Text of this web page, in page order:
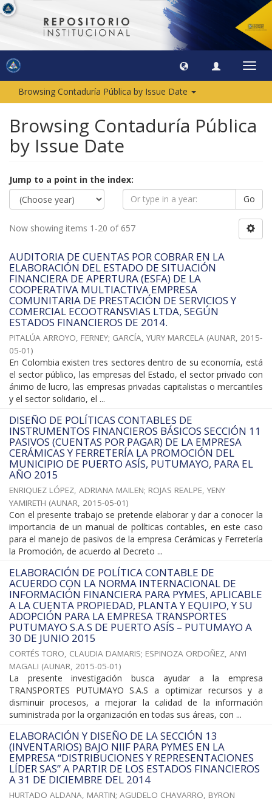
Browsing Contaduría Pública by Issue Date
Browsing Contaduría Pública
by Issue Date
Jump to a point in the index:
Go
Now showing items 1-20 of 657
AUDITORIA DE CUENTAS POR COBRAR EN LA
ELABORACIÓN DEL ESTADO DE SITUACIÓN
FINANCIERA DE APERTURA (ESFA) DE LA
COOPERATIVA MULTIACTIVA EMPRESA
COMUNITARIA DE PRESTACIÓN DE SERVICIOS Y
COMERCIAL ECOOTRANSVIAS LTDA, SEGÚN
ESTADOS FINANCIEROS DE 2014.
PITALÚA ARROYO, FERNEY; GARCÍA, YURY MARCELA (AUNAR, 2015-
05-01)
En Colombia existen tres sectores dentro de su economía, está
el sector público, las empresas del Estado, el sector privado con
ánimo de lucro, las empresas privadas capitalistas o mercantiles
y el sector solidario, el ...
DISEÑO DE POLÍTICAS CONTABLES DE
INSTRUMENTOS FINANCIEROS BÁSICOS SECCIÓN 11
PASIVOS (CUENTAS POR PAGAR) DE LA EMPRESA
CERÁMICAS Y FERRETERÍA LA PROMOCIÓN DEL
MUNICIPIO DE PUERTO ASÍS, PUTUMAYO, PARA EL
AÑO 2015
ENRIQUEZ LÓPEZ, ADRIANA MAILEN; ROJAS REALPE, YENY
YAMIRETH (AUNAR, 2015-05-01)
Con el presente trabajo se pretende elaborar y dar a conocer la
importancia de un manual de políticas contables, en este caso
para el manejo de pasivos de la empresa Cerámicas y Ferretería
la Promoción, de acuerdo al Decreto ...
ELABORACIÓN DE POLÍTICA CONTABLE DE
ACUERDO CON LA NORMA INTERNACIONAL DE
INFORMACIÓN FINANCIERA PARA PYMES, APLICABLE
A LA CUENTA PROPIEDAD, PLANTA Y EQUIPO, Y SU
ADOPCIÓN PARA LA EMPRESA TRANSPORTES
PUTUMAYO S.A.S DE PUERTO ASÍS – PUTUMAYO A
30 DE JUNIO 2015
CORTÉS TORO, CLAUDIA DAMARIS; ESPINOZA ORDOÑEZ, ANYI
MAGALI (AUNAR, 2015-05-01)
La presente investigación busca ayudar a la empresa
TRANSPORTES PUTUMAYO S.A.S a optimizar recursos y a
disminuir procesos, a mejorar la calidad de la información
suministrada por la organización en todas sus áreas, con ...
ELABORACIÓN Y DISEÑO DE LA SECCIÓN 13
(INVENTARIOS) BAJO NIIF PARA PYMES EN LA
EMPRESA “DISTRIBUCIONES Y REPRESENTACIONES
LÍDER SAS” A PARTIR DE LOS ESTADOS FINANCIEROS
A 31 DE DICIEMBRE DEL 2014
HURTADO ALDANA, MARTIN; AGUDELO CHAVARRO, BYRON